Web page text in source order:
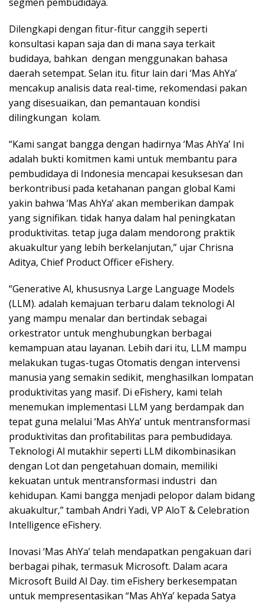
Dilengkapi dengan fitur-fitur canggih seperti
konsultasi kapan saja dan di mana saya terkait
budidaya, bahkan dengan menggunakan bahasa
daerah setempat. Selan itu. fitur lain dari ‘Mas AhYa’
mencakup analisis data real-time, rekomendasi pakan
yang disesuaikan, dan pemantauan kondisi
dilingkungan kolam.
“Kami sangat bangga dengan hadirnya ‘Mas AhYa’ Ini
adalah bukti komitmen kami untuk membantu para
pembudidaya di Indonesia mencapai kesuksesan dan
berkontribusi pada ketahanan pangan global Kami
yakin bahwa ‘Mas AhYa’ akan memberikan dampak
yang signifikan. tidak hanya dalam hal peningkatan
produktivitas. tetap juga dalam mendorong praktik
akuakultur yang lebih berkelanjutan,” ujar Chrisna
Aditya, Chief Product Officer eFishery.
“Generative Al, khususnya Large Language Models
(LLM). adalah kemajuan terbaru dalam teknologi Al
yang mampu menalar dan bertindak sebagai
orkestrator untuk menghubungkan berbagai
kemampuan atau layanan. Lebih dari itu, LLM mampu
melakukan tugas-tugas Otomatis dengan intervensi
manusia yang semakin sedikit, menghasilkan lompatan
produktivitas yang masif. Di eFishery, kami telah
menemukan implementasi LLM yang berdampak dan
tepat guna melalui ‘Mas AhYa’ untuk mentransformasi
produktivitas dan profitabilitas para pembudidaya.
Teknologi Al mutakhir seperti LLM dikombinasikan
dengan Lot dan pengetahuan domain, memiliki
kekuatan untuk mentransformasi industri dan
kehidupan. Kami bangga menjadi pelopor dalam bidang
akuakultur,” tambah Andri Yadi, VP AloT & Celebration
Intelligence eFishery.
Inovasi ‘Mas AhYa’ telah mendapatkan pengakuan dari
berbagai pihak, termasuk Microsoft. Dalam acara
Microsoft Build Al Day. tim eFishery berkesempatan
untuk mempresentasikan “Mas AhYa’ kepada Satya